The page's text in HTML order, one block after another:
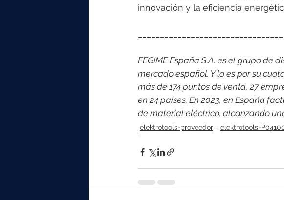
innovación y la eficiencia
FEGIME España S.A. es el grupo
mercado español. Y lo es por su
más de 174 puntos de venta, 27
en 24 países. En 2023, en España
de material eléctrico, alcanzando
elektrotools-proveedor elektrotools-